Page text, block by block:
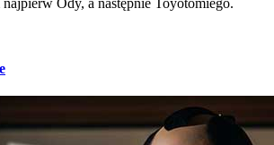
najpierw Ody, a następnie Toyotomiego.